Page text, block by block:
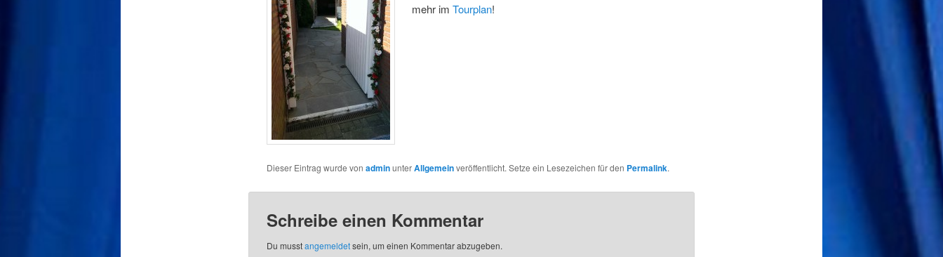
mehr imTourplan!
Dieser Eintrag wurde von adminunterAllgemeinveröffentlicht. Setze ein Lesezeichen für den Permalink.
Schreibe einen Kommentar
Du musstangemeldetsein, um einen Kommentar abzugeben.